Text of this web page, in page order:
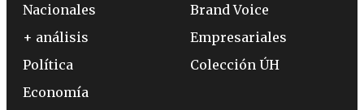
Nacionales
+ análisis
Política
Economía
Brand Voice
Empresariales
Colección ÚH